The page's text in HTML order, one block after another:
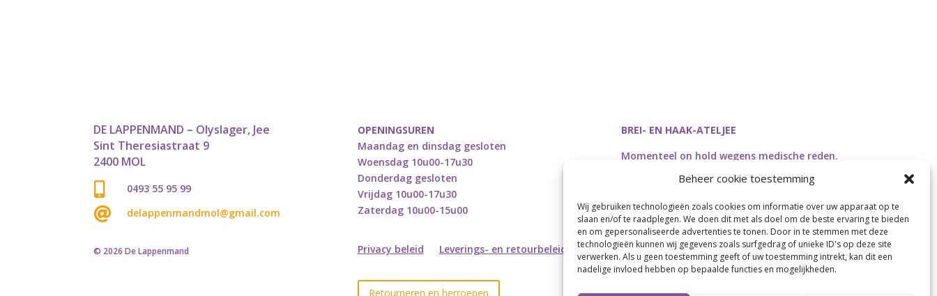
Beheer cookie toestemming
Wij gebruiken technologieën zoals cookies om informatie over uw apparaat op te
slaan en/of te raadplegen. We doen dit met als doel om de beste ervaring te bieden
en om gepersonaliseerde advertenties te tonen. Door in te stemmen met deze
technologieën kunnen wij gegevens zoals surfgedrag of unieke ID's op deze site
verwerken. Als u geen toestemming geeft of uw toestemming intrekt, kan dit een
nadelige invloed hebben op bepaalde functies en mogelijkheden.
DE LAPPENMAND – Olyslager, Jee
Sint Theresiastraat 9
2400 MOL
 0493 55 95 99
 delappenmandmol@gmail.com
© 2026 De Lappenmand
OPENINGSUREN
Maandag en dinsdag gesloten
Woensdag 10u00-17u30
Donderdag gesloten
Vrijdag 10u00-17u30
Zaterdag 10u00-15u00
Privacy beleid Leverings- en retourbeleid
Retourneren en herroepen
BREI- EN HAAK-ATELJEE
Momenteel on hold wegens medische reden.
Heropstart september.
Webdesign byConnection Communication